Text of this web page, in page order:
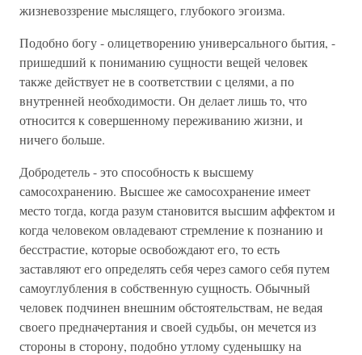
жизневоззрение мыслящего, глубокого эгоизма.
Подобно богу - олицетворению универсального бытия, -
пришедший к пониманию сущности вещей человек
также действует не в соответствии с целями, а по
внутренней необходимости. Он делает лишь то, что
относится к совершенному переживанию жизни, и
ничего больше.
Добродетель - это способность к высшему
самосохранению. Высшее же самосохранение имеет
место тогда, когда разум становится высшим аффектом и
когда человеком овладевают стремление к познанию и
бесстрастие, которые освобождают его, то есть
заставляют его определять себя через самого себя путем
самоуглубления в собственную сущность. Обычный
человек подчинен внешним обстоятельствам, не ведая
своего предначертания и своей судьбы, он мечется из
стороны в сторону, подобно утлому суденышку на